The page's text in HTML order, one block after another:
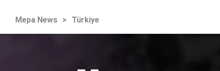
Mepa News > Türkiye